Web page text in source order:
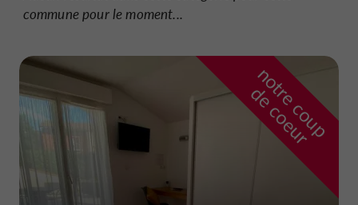
commune pour le moment...
n
o
t
r
e
c
o
u
p
d
e
c
o
e
u
r